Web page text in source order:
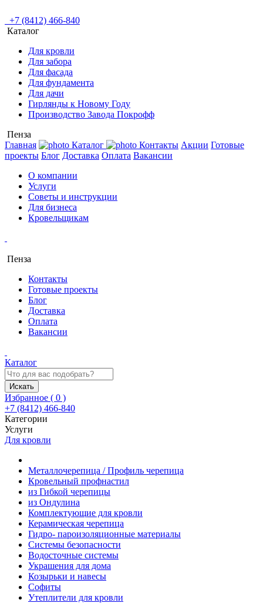
+7 (8412) 466-840
Каталог
Для кровли
Для забора
Для фасада
Для фундамента
Для дачи
Гирлянды к Новому Году
Производство Завода Покрофф
Пенза
Главная
Каталог Контакты Акции Готовые
проекты Блог Доставка Оплата Вакансии
О компании
Услуги
Советы и инструкции
Для бизнеса
Кровельщикам
Пенза
Контакты
Готовые проекты
Блог
Доставка
Оплата
Вакансии
Каталог
Искать
Избранное ( 0 )
+7 (8412) 466-840
Категории
Услуги
Для кровли
Металлочерепица / Профиль черепица
Кровельный профнастил
из Гибкой черепицы
из Ондулина
Комплектующие для кровли
Керамическая черепица
Гидро- пароизоляционные материалы
Системы безопасности
Водосточные системы
Украшения для дома
Козырьки и навесы
Софиты
Утеплители для кровли